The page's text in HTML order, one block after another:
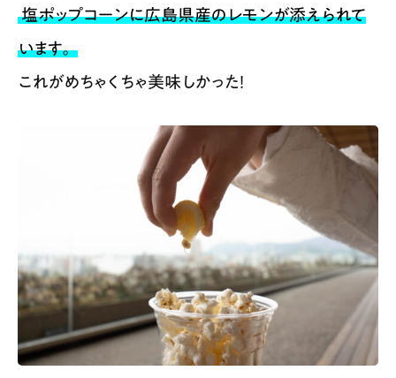
塩ポップコーンに広島県産のレモンが添えられて
います。
これがめちゃくちゃ美味しかった！